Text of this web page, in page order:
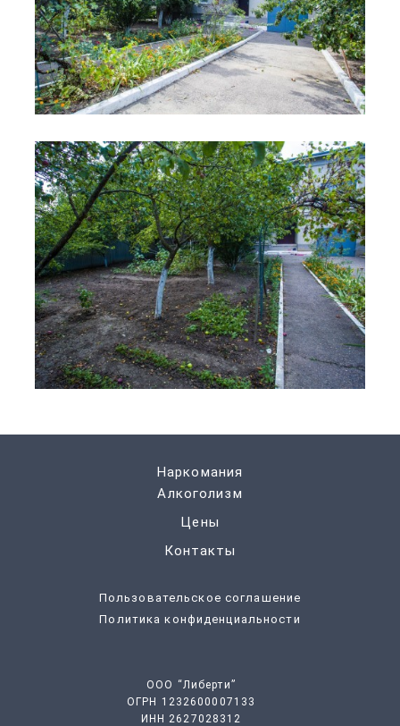
Наркомания
Алкоголизм
Цены
Контакты
Пользовательское соглашение
Политика конфиденциальности
ООО “Либерти”
ОГРН 1232600007133
ИНН 2627028312